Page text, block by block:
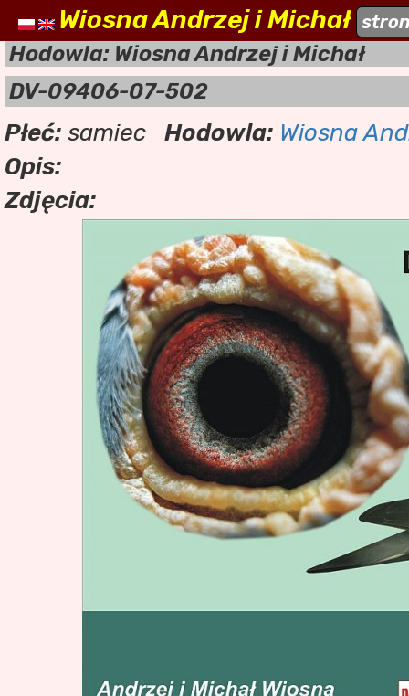
naszehodowle.pl
Wiosna Andrzej i Michał
Hodowla: Wiosna Andrzej i Michał
DV-09406-07-502
Płeć: samiec Hodowla: Wiosna
Opis:
Zdjęcia: